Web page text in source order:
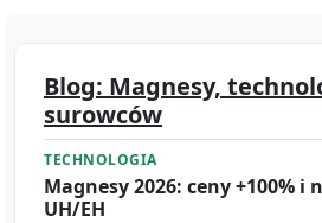
Blog: Magnesy,
surowców
TECHNOLOGIA
Magnesy 2026: ceny +100%
UH/EH